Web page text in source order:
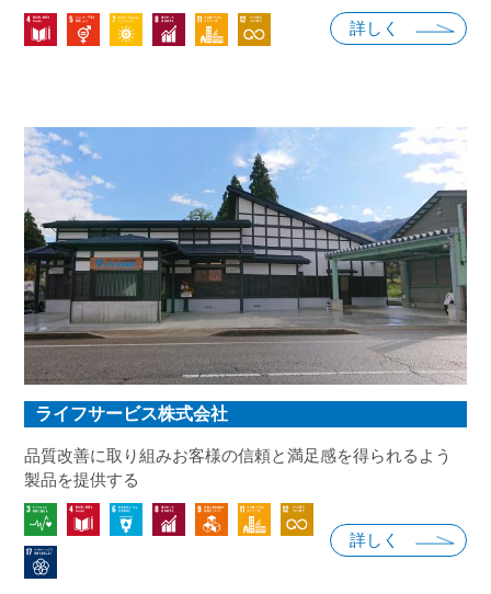
り組む「SDGメディア・コンパクト」に参加し、太陽光発
電や電気（EV）トラックの導入も進めています。富山県で
詳しく
ライフサービス株式会社
品質改善に取り組みお客様の信頼と満足感を得られるよう
製品を提供する
詳しく